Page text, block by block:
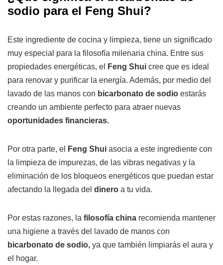
sodio para el Feng Shui?
Este ingrediente de cocina y limpieza, tiene un significado
muy especial para la filosofía milenaria china. Entre sus
propiedades energéticas, el
Feng Shui cree que es ideal
para renovar y purificar la energía. Además, por medio del
lavado de las manos con bicarbonato de sodio estarás
creando un ambiente perfecto para atraer nuevas
oportunidades financieras.
Por otra parte, el Feng Shui asocia a este ingrediente con
la limpieza de impurezas, de las vibras negativas y la
eliminación de los bloqueos energéticos que puedan estar
afectando la llegada del dinero a tu vida.
Por estas razones, la filosofía china recomienda mantener
una higiene a través del lavado de manos con
bicarbonato de sodio, ya que también limpiarás el aura y
el hogar.